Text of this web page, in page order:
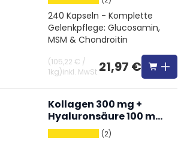
240 Kapseln - Komplette
Gelenkpflege: Glucosamin,
MSM & Chondroitin
(105,22 € /
1kg)inkl. MwSt 21,97 €
Kollagen 300 mg +
Hyaluronsäure 100 mg
hochdosiert
(2)